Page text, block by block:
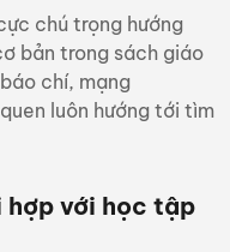
chú trọng hướng
bản trong sách giáo
chí, mạng
luôn hướng tới tìm
với học tập